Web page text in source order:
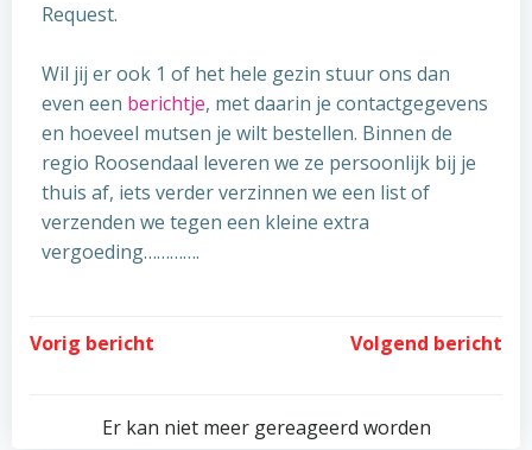
Request.
Wil jij er ook 1 of het hele gezin stuur ons dan
even een berichtje, met daarin je contactgegevens
en hoeveel mutsen je wilt bestellen. Binnen de
regio Roosendaal leveren we ze persoonlijk bij je
thuis af, iets verder verzinnen we een list of
verzenden we tegen een kleine extra
vergoeding………….
Post
navigation
Vorig bericht
Post
navigation
Volgend bericht
Er kan niet meer gereageerd worden